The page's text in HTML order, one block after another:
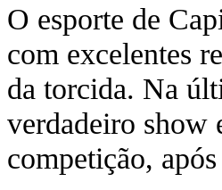
O esporte de
com excelentes
da torcida. Na
verdadeiro show
competição,